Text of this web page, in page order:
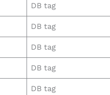
DB tag
DB tag
DB tag
DB tag
DB tag